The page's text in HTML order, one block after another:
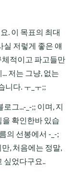
. 이 목표의 최대
실 저렇게 좋은 얘
체적이고 파고들만
저는 그냥, 없는
니다. ㅜ_ㅜ;;
그...-_-;; 이며, 지
확인한바 있습
의 선봉에서 -_-;
, 처음에는 정말,
었다구요..